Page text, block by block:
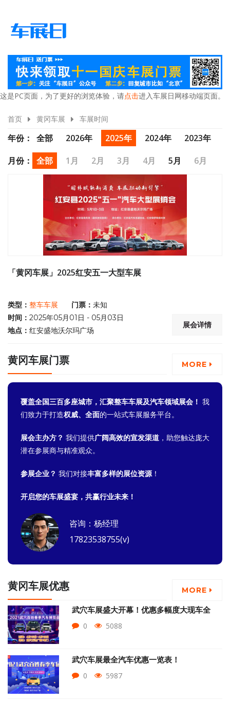
这是PC页面，为了更好的浏览体验，请点击进入车展日网移动端页面。
首页 黄冈车展 车展时间
年份： 全部 2026年 2025年 2024年
2023年
2021年
2020年 2019年
月份： 全部 1月 2月 3月 4月 5月
6月
「黄冈车展」2025红安五一大型车展
类型： 整车车展 门票： 未知
时间： 2025年05月01日 - 05月03日
地点： 红安盛地沃尔玛广场
展会详情
黄冈车展门票 MORE
覆盖全国三百多座城市，汇聚整车车展及汽车领域展会！ 我
们致力于打造权威、全面的一站式车展服务平台。
展会主办方？ 我们提供广阔高效的宣发渠道 ，助您触达庞大
潜在参展商与精准观众。
参展企业？ 我们对接丰富多样的展位资源！
开启您的车展盛宴，共赢行业未来！
咨询：杨经理
17823538755(v)
黄冈车展优惠 MORE
武穴车展盛大开幕！优惠多幅度大现车全
0 5088
武穴车展最全汽车优惠一览表！
0 5987